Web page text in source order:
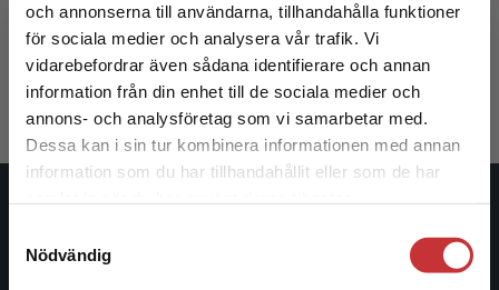
och annonserna till användarna, tillhandahålla funktioner
för sociala medier och analysera vår trafik. Vi
vidarebefordrar även sådana identifierare och annan
information från din enhet till de sociala medier och
annons- och analysföretag som vi samarbetar med.
Dessa kan i sin tur kombinera informationen med annan
information som du har tillhandahållit eller som de har
Nödvändig
Begränsad fraktregion
Det verkar som att du besöker
studentlitteratur.se via en enhet utanför Sverige.
Vi erbjuder inte leveranser utanför Sverige. För
att kunna slutföra ett köp måste
Hansson, Thomas (red.)
359 krinkl. moms
Exkl. moms: 339 kr
Studentlitteratur grundades 1963 och är idag Sveriges